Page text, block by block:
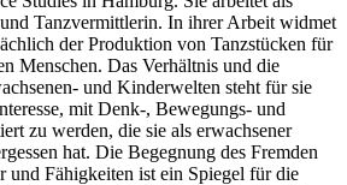
Tanzvermittlerin. In ihrer Arbeit widmet
der Produktion von Tanzstücken für
Menschen. Das Verhältnis und die
und Kinderwelten steht für sie
mit Denk-, Bewegungs- und
zu werden, die sie als erwachsener
hat. Die Begegnung des Fremden
und Fähigkeiten ist ein Spiegel für die